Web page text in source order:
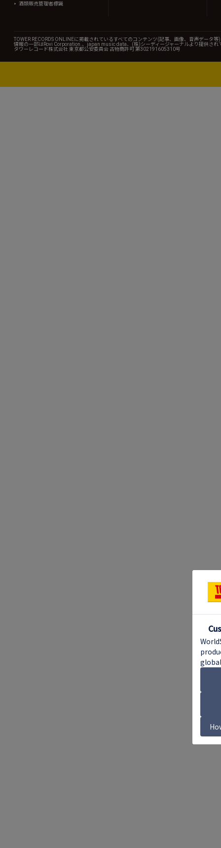
酒類販売管理者標識
TOWER RECORDS ONLINEに掲載されているすべてのコンテンツ(記事、画像、音声データ
情報の一部はRovi Corporation.、japan music data、(株)シーディージャーナルより提供され
タワーレコード株式会社 東京都公安委員会 古物商許可 第302191605310号